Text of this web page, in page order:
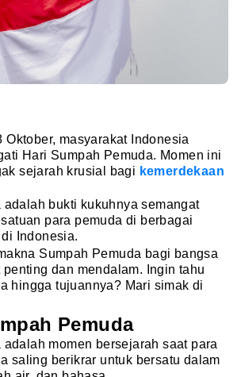
Oktober, masyarakat Indonesia
Hari Sumpah Pemuda. Momen ini
sejarah krusial bagi kemerdekaan
adalah bukti kukuhnya semangat
para pemuda di berbagai
Indonesia.
Sumpah Pemuda bagi bangsa
penting dan mendalam. Ingin tahu
hingga tujuannya? Mari simak di
Pemuda
adalah momen bersejarah saat para
saling berikrar untuk bersatu dalam